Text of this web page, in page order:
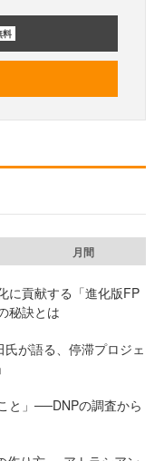
料
月間
に貢献する「進化版FP
秘訣とは
氏が語る、停滞プロジェ
と」──DNPの調査から